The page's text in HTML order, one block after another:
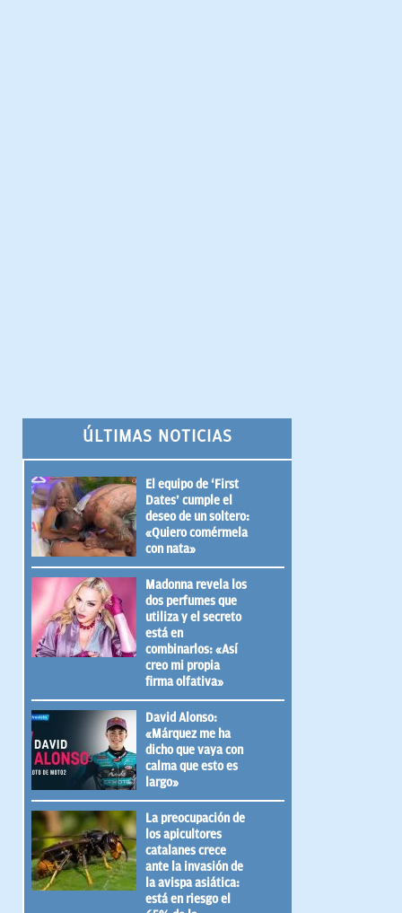
ÚLTIMAS NOTICIAS
El equipo de ‘First
Dates’ cumple el
deseo de un soltero:
«Quiero comérmela
con nata»
Madonna revela los
dos perfumes que
utiliza y el secreto
está en
combinarlos: «Así
creo mi propia
firma olfativa»
David Alonso:
«Márquez me ha
dicho que vaya con
calma que esto es
largo»
La preocupación de
los apicultores
catalanes crece
ante la invasión de
la avispa asiática:
está en riesgo el